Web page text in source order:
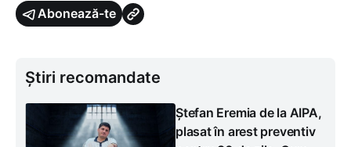
Abonează-te
Știri recomandate
Ștefan Eremia de la AIPA,
plasat în arest preventiv